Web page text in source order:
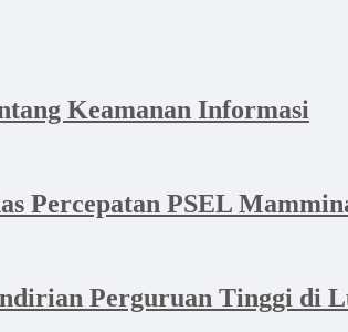
Keamanan Informasi
Percepatan PSEL
Perguruan Tinggi di